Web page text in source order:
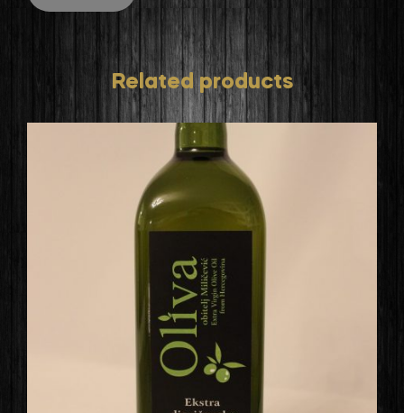
Related products